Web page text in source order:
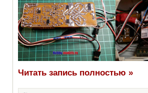
Читать запись полностью »